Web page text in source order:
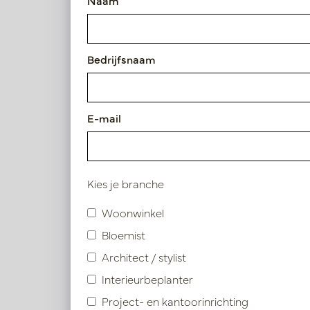
Kussen Osaka Green L50 B35
Artikelnummer: LN88.PERG351
Symbolen index
Product specificaties
Vergelijkbare
Bedrijfsnaam
E-mail
Kies je branche
Woonwinkel
Bloemist
Architect / stylist
Interieurbeplanter
Project- en kantoorinrichting